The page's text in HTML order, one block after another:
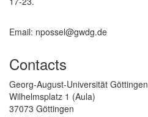
Email: npossel@gwdg.de
Contacts
Georg-August-Universität Göttingen
Wilhelmsplatz 1 (Aula)
37073 Göttingen